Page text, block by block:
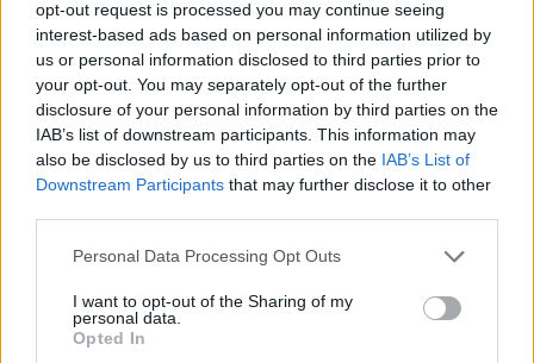
opt-out request is processed you may continue seeing
interest-based ads based on personal information utilized by
us or personal information disclosed to third parties prior to
your opt-out. You may separately opt-out of the further
disclosure of your personal information by third parties on the
IAB’s list of downstream participants. This information may
also be disclosed by us to third parties on the IAB’s List of
Downstream Participants that may further disclose it to other
Personal Data Processing Opt Outs
I want to opt-out of the Sharing of my
personal data.
Opted In
CHALLENGE CUP
Le Zebre fanno la storia: Pau battuto
31-15, si va ai quarti di Challenge
video
Fabrizio Sicignano / 05.04.2026 21:06
Sei azzurri avanti in Coppa: Vintcent e
Daniele Goegan / 05.04.2026 00:51